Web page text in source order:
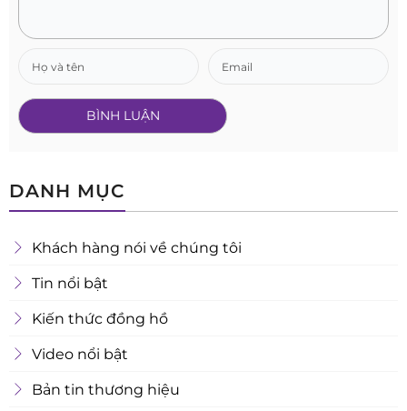
DANH MỤC
Khách hàng nói về chúng tôi
Tin nổi bật
Kiến thức đồng hồ
Video nổi bật
Bản tin thương hiệu